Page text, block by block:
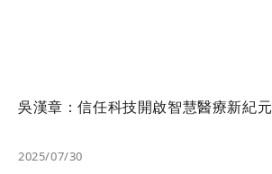
吳漢章：信任科技開啟智慧醫療新紀元
2025/07/30